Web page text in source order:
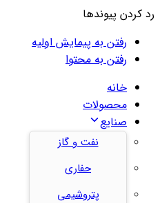
رد کردن پیوندها
رفتن به پیمایش اولیه
رفتن به محتوا
خانه
محصولات
صنایع
نفت و گاز
حفاری
پتروشیمی